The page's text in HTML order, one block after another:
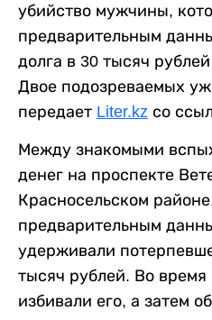
убийство мужчины,
предварительным
долга в 30 тысяч
Двое подозреваемых
передает Liter.kz со
Между знакомыми
денег на проспекте
Красносельском
предварительным
удерживали
тысяч рублей. Во
избивали его, а затем